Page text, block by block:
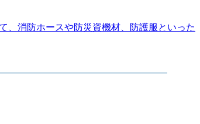
、消防ホースや防災資機材、防護服といった